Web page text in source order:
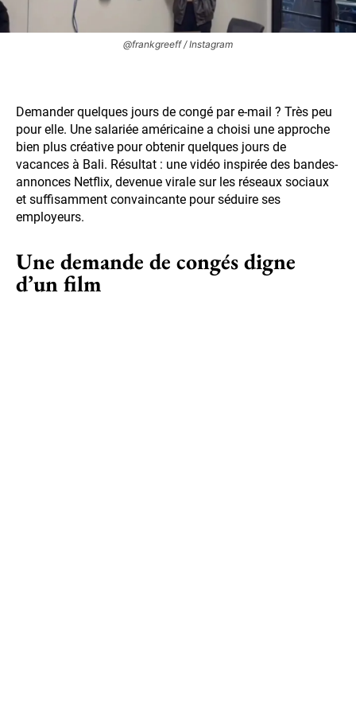
@frankgreeff / Instagram
Demander quelques jours de congé par e-mail ? Très peu
pour elle. Une salariée américaine a choisi une approche
bien plus créative pour obtenir quelques jours de
vacances à Bali. Résultat : une vidéo inspirée des bandes-
annonces Netflix, devenue virale sur les réseaux sociaux
et suffisamment convaincante pour séduire ses
employeurs.
Une demande de congés digne
d’un film